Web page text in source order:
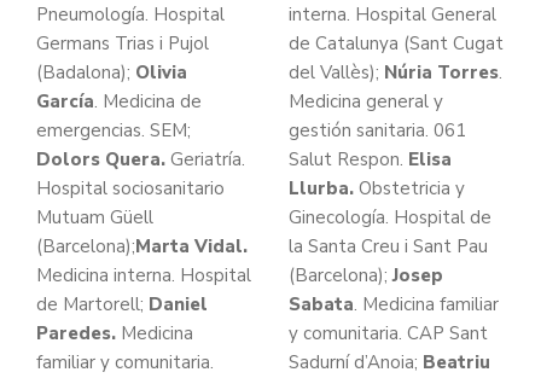
Pneumología. Hospital
Germans Trias i Pujol
(Badalona); Olivia
García. Medicina de
emergencias. SEM;
Dolors Quera. Geriatría.
Hospital sociosanitario
Mutuam Güell
(Barcelona);Marta Vidal.
Medicina interna. Hospital
de Martorell; Daniel
Paredes. Medicina
familiar y comunitaria.
interna. Hospital General
de Catalunya (Sant Cugat
del Vallès); Núria Torres.
Medicina general y
gestión sanitaria. 061
Salut Respon. Elisa
Llurba. Obstetricia y
Ginecología. Hospital de
la Santa Creu i Sant Pau
(Barcelona);Josep
Sabata. Medicina familiar
y comunitaria. CAP Sant
Sadurní d’Anoia; Beatriu